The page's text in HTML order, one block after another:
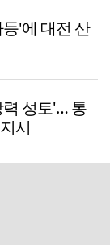
'에 대전 산
력 성토'… 통
시